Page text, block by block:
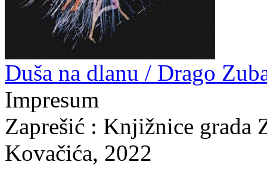
Duša na dlanu / Drago
Impresum
Zaprešić : Knjižnice grada
Kovačića, 2022